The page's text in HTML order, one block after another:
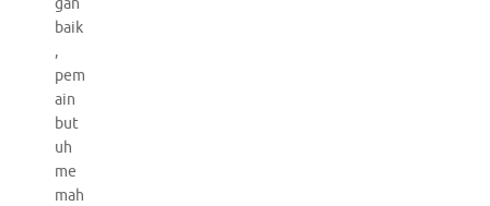
baik
,
pem
ain
but
uh
me
mah